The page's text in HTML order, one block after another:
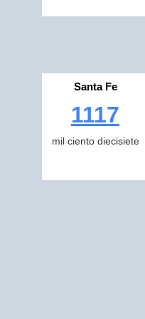
Santa Fe
1117
mil ciento diecisiete